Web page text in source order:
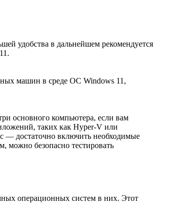
удобства в дальнейшем рекомендуется
машин в среде ОС Windows 11,
основного компьютера, если вам
таких как Hyper-V или
— достаточно включить необходимые
можно безопасно тестировать
операционных систем в них. Этот